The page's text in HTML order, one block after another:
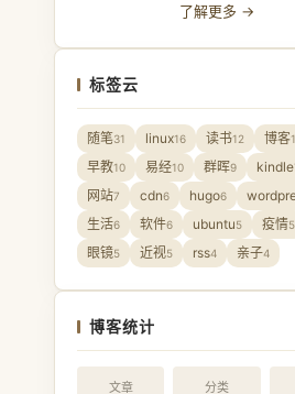
了解更多 →
标签云
随笔31 linux16 读书12 博客
早教10 易经10 群晖9 kindle
网站7 cdn6 hugo6
生活6 软件6 ubuntu5 疫情5
眼镜5 近视5 rss4 亲子4
博客统计
文章 分类